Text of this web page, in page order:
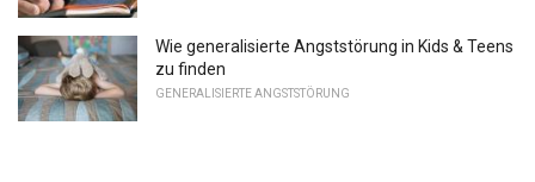
Wie generalisierte Angststörung in Kids & Teens
zu finden
GENERALISIERTE ANGSTSTÖRUNG